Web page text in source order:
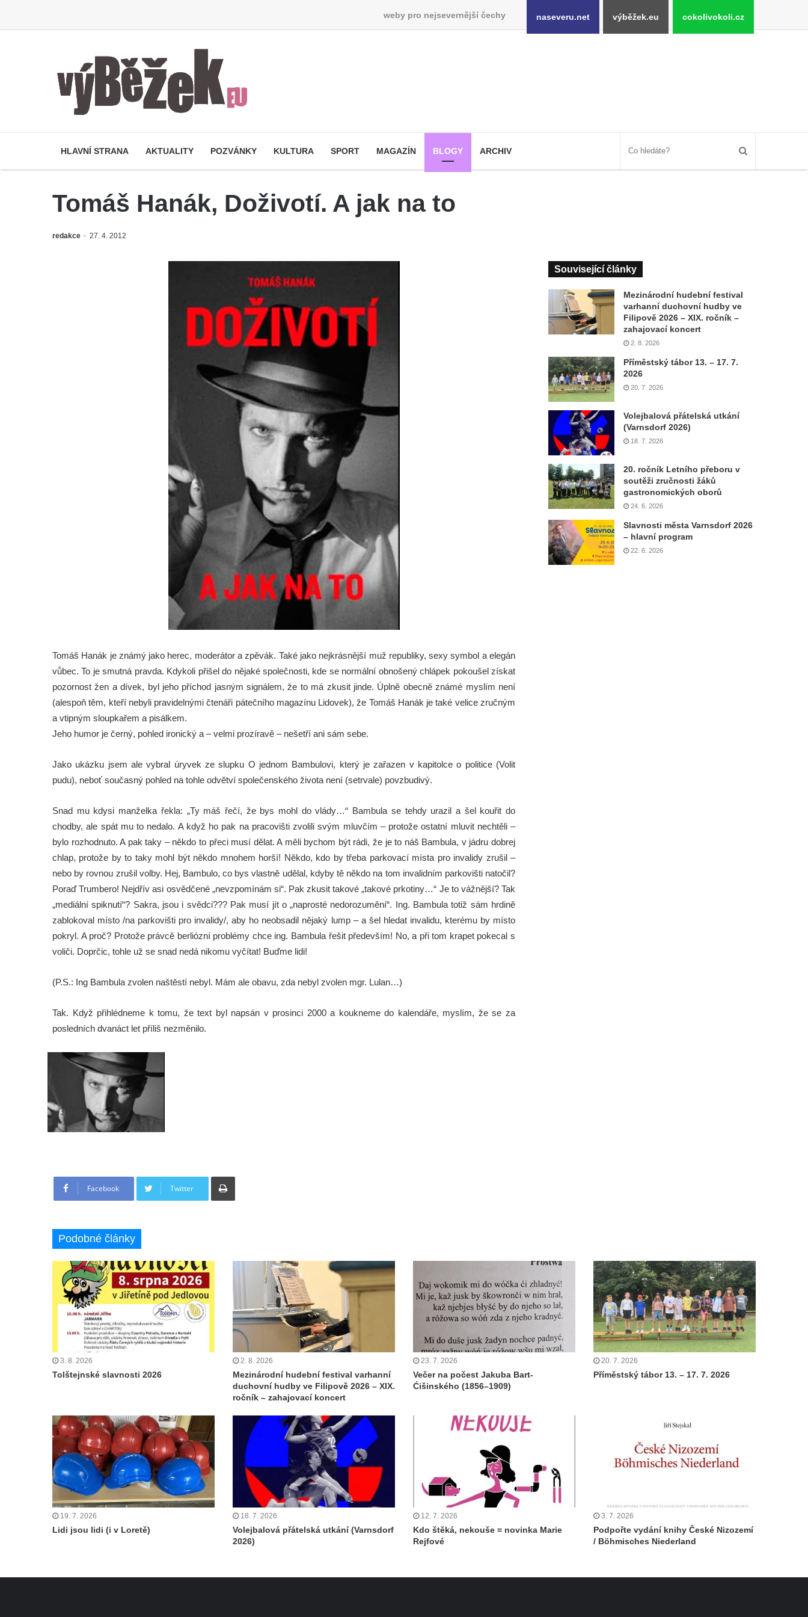
weby pro nejsevernější čechy naseveru.net výběžek.eu cokolivokoli.cz
HLAVNÍ STRANA AKTUALITY POZVÁNKY KULTURA SPORT MAGAZÍN BLOGY ARCHIV
Tomáš Hanák, Doživotí. A jak na to
redakce 27. 4. 2012
Tomáš Hanák je známý jako herec, moderátor a zpěvák. Také jako nejkrásnější muž republiky, sexy symbol a elegán
vůbec. To je smutná pravda. Kdykoli přišel do nějaké společnosti, kde se normální obnošený chlápek pokoušel získat
pozornost žen a dívek, byl jeho příchod jasným signálem, že to má zkusit jinde. Úplně obecně známé myslím není
(alespoň těm, kteří nebyli pravidelnými čtenáři pátečního magazínu Lidovek), že Tomáš Hanák je také velice zručným
a vtipným sloupkařem a pisálkem.
Jeho humor je černý, pohled ironický a – velmi prozíravě – nešetří ani sám sebe.
Jako ukázku jsem ale vybral úryvek ze slupku O jednom Bambulovi, který je zařazen v kapitolce o politice (Volit
pudu), neboť současný pohled na tohle odvětví společenského života není (setrvale) povzbudivý.
Snad mu kdysi manželka řekla: „Ty máš řečí, že bys mohl do vlády…“ Bambula se tehdy urazil a šel kouřit do
chodby, ale spát mu to nedalo. A když ho pak na pracovišti zvolili svým mluvčím – protože ostatní mluvit nechtěli –
bylo rozhodnuto. A pak taky – někdo to přeci musí dělat. A měli bychom být rádi, že je to náš Bambula, v jádru dobrej
chlap, protože by to taky mohl být někdo mnohem horší! Někdo, kdo by třeba parkovací místa pro invalidy zrušil –
nebo by rovnou zrušil volby. Hej, Bambulo, co bys vlastně udělal, kdyby tě někdo na tom invalidním parkovišti natočil?
Poraď Trumbero! Nejdřív asi osvědčené „nevzpomínám si“. Pak zkusit takové „takové prkotiny…“ Je to vážnější? Tak
„mediální spiknutí“? Sakra, jsou i svědci??? Pak musí jít o „naprosté nedorozumění“. Ing. Bambula totiž sám hrdině
zablokoval místo /na parkovišti pro invalidy/, aby ho neobsadil nějaký lump – a šel hledat invalidu, kterému by místo
pokryl. A proč? Protože právcě berliózní problémy chce ing. Bambula řešit především! No, a při tom krapet pokecal s
voliči. Doprčic, tohle už se snad nedá nikomu vyčítat! Buďme lidi!
(P.S.: Ing Bambula zvolen naštěstí nebyl. Mám ale obavu, zda nebyl zvolen mgr. Lulan…)
Tak. Když přihlédneme k tomu, že text byl napsán v prosinci 2000 a koukneme do kalendáře, myslím, že se za
posledních dvanáct let příliš nezměnilo.
Facebook Twitter
Tisknout
Související články
Mezinárodní hudební festival
varhanní duchovní hudby ve
Filipově 2026 – XIX. ročník –
zahajovací koncert
2. 8. 2026
Příměstský tábor 13. – 17. 7.
2026
20. 7. 2026
Volejbalová přátelská utkání
(Varnsdorf 2026)
18. 7. 2026
20. ročník Letního přeboru v
soutěži zručnosti žáků
gastronomických oborů
24. 6. 2026
Slavnosti města Varnsdorf 2026
– hlavní program
22. 6. 2026
Podobné články
3. 8. 2026
Tolštejnské slavnosti 2026
2. 8. 2026
Mezinárodní hudební festival varhanní
duchovní hudby ve Filipově 2026 – XIX.
ročník – zahajovací koncert
23. 7. 2026
Večer na počest Jakuba Bart-
Ćišinského (1856–1909)
20. 7. 2026
Příměstský tábor 13. – 17. 7. 2026
19. 7. 2026
Lidi jsou lidi (i v Loretě)
18. 7. 2026
Volejbalová přátelská utkání (Varnsdorf
2026)
12. 7. 2026
Kdo štěká, nekouše = novinka Marie
Rejfové
3. 7. 2026
Podpořte vydání knihy České Nizozemí
/ Böhmisches Niederland